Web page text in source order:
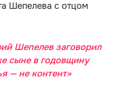
Шепелева с отцом
Шепелев заговорил
сыне в годовщину
— не контент»